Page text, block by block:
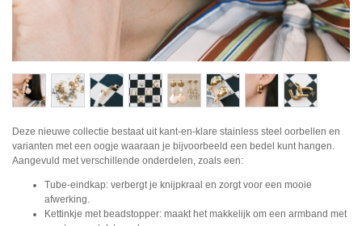
Deze nieuwe collectie bestaat uit kant-en-klare stainless steel oorbellen en
varianten met een oogje waaraan je bijvoorbeeld een bedel kunt hangen.
Aangevuld met verschillende onderdelen, zoals een:
Tube-eindkap: verbergt je knijpkraal en zorgt voor een mooie
afwerking.
Kettinkje met beadstopper: maakt het makkelijk om een armband met